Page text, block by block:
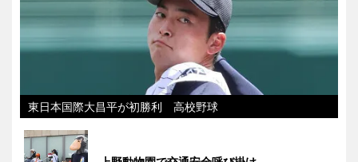
東日本国際大昌平が初勝利 高校野球